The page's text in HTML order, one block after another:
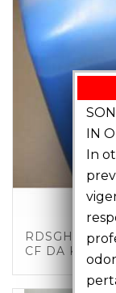
RDSGHIA-B –
CF DA KG 2
IN
In